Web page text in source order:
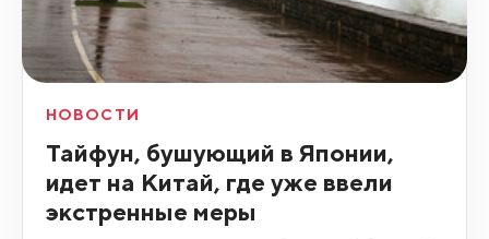
НОВОСТИ
Тайфун, бушующий в Японии,
идет на Китай, где уже ввели
экстренные меры